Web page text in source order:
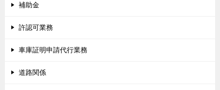
補助金
許認可業務
車庫証明申請代行業務
道路関係